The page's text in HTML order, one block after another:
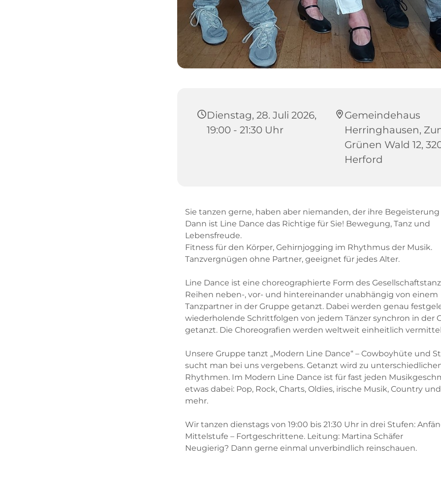
Dienstag, 28. Juli 2026,
19:00 - 21:30 Uhr
Gemeindehaus
Herringhausen,
Grünen Wald 12,
Herford
Sie tanzen gerne, haben aber niemanden, der ihre
Dann ist Line Dance das Richtige für Sie! Bewegung, Tanz und
Lebensfreude.
Fitness für den Körper, Gehirnjogging im Rhythmus der Musik.
Tanzvergnügen ohne Partner, geeignet für jedes Alter.
Line Dance ist eine choreographierte Form des
Reihen neben-, vor- und hintereinander unabhängig von einem
Tanzpartner in der Gruppe getanzt. Dabei werden genau
wiederholende Schrittfolgen von jedem Tänzer synchron in der
getanzt. Die Choreografien werden weltweit einheitlich
Unsere Gruppe tanzt „Modern Line Dance“ – Cowboyhüte und
sucht man bei uns vergebens. Getanzt wird zu
Rhythmen. Im Modern Line Dance ist für fast jeden
etwas dabei: Pop, Rock, Charts, Oldies, irische Musik, Country
mehr.
Wir tanzen dienstags von 19:00 bis 21:30 Uhr in drei Stufen:
Mittelstufe – Fortgeschrittene. Leitung: Martina Schäfer
Neugierig? Dann gerne einmal unverbindlich reinschauen.